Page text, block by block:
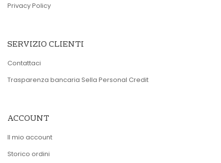
Privacy Policy
SERVIZIO CLIENTI
Contattaci
Trasparenza bancaria Sella Personal Credit
ACCOUNT
Il mio account
Storico ordini